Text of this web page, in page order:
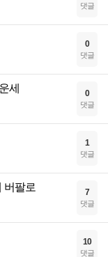
댓글
0
댓글
세 0
댓글
1
댓글
버팔로 7
댓글
10
댓글